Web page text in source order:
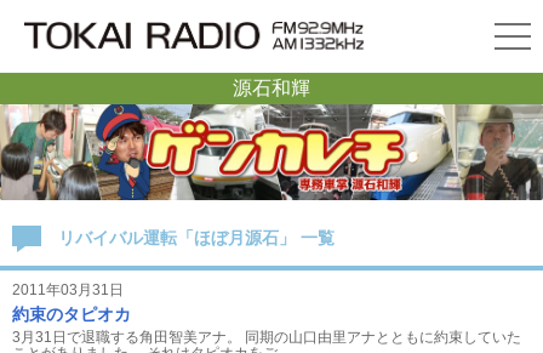
源石和輝
リバイバル運転「ほぼ月源石」 一覧
2011年03月31日
約束のタピオカ
3月31日で退職する角田智美アナ。 同期の山口由里アナとともに約束していた